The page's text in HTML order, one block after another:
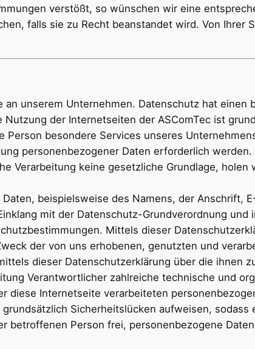
verstößt, so wünschen wir eine
falls sie zu Recht beanstandet wird. Von Ihrer
an unserem Unternehmen. Datenschutz hat
Nutzung der Internetseiten der ASComTec ist
Person besondere Services unseres
personenbezogener Daten erforderlich
Verarbeitung keine gesetzliche Grundlage,
beispielsweise des Namens, der Anschrift,
mit der Datenschutz-Grundverordnung und
Mittels dieser
der von uns erhobenen, genutzten und
dieser Datenschutzerklärung über die ihnen
Verantwortlicher zahlreiche technische und
diese Internetseite verarbeiteten
Sicherheitslücken aufweisen,
betroffenen Person frei, personenbezogene